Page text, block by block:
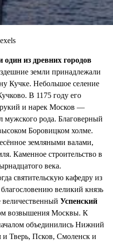
один из древних городов
земли принадлежали
Кучке. Небольшое селение
В 1175 году его
и нарек Москов —
мужского рода. Благоверный
Боровицком холме.
земляными валами,
Каменное строительство в
века.
святительскую кафедру из
великий князь
величественный Успенский
возвышения Москвы. К
объединились Нижний
Тверь, Псков, Смоленск и